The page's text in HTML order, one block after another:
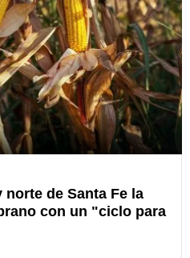
de Santa Fe la
con un "ciclo para